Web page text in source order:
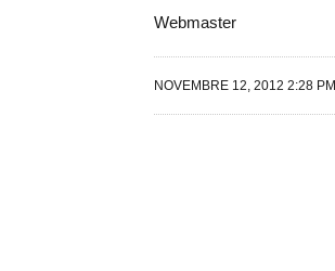
Webmaster
NOVEMBRE 12, 2012 2:28 PM